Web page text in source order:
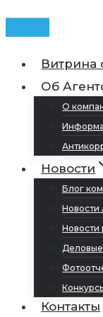
Витрина
Об
О
Новости
Блог
Новости
Новости
Контакты